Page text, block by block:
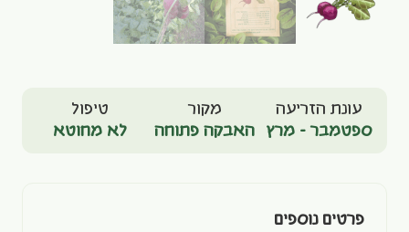
עונת הזריעה
ספטמבר - מרץ
מקור
האבקה פתוחה
טיפול
לא מחוטא
פרטים נוספים